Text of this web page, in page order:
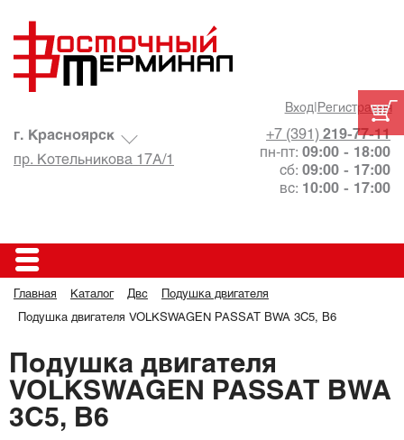
Вход| Регистрация
+7 (391) 219-77-11
пн-пт: 09:00 - 18:00
сб: 09:00 - 17:00
вс: 10:00 - 17:00
г. Красноярск
пр. Котельникова 17А/1
Главная Каталог Двс Подушка двигателя
Подушка двигателя VOLKSWAGEN PASSAT BWA 3C5, B6
Подушка двигателя
VOLKSWAGEN PASSAT BWA
3C5, B6